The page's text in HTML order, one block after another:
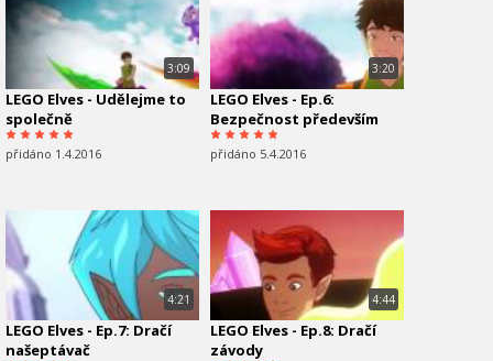
3:09
LEGO Elves - Udělejme to
společně
přidáno 1.4.2016
3:20
LEGO Elves - Ep.6:
Bezpečnost především
přidáno 5.4.2016
4:21
LEGO Elves - Ep.7: Dračí
našeptávač
4:44
LEGO Elves - Ep.8: Dračí
závody